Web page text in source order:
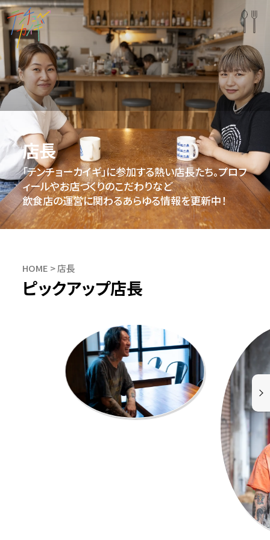
店長
「テンチョーカイギ」に参加する熱い店長たち。プロフ
ィールやお店づくりのこだわりなど
飲食店の運営に関わるあらゆる情報を更新中！
HOME 店長
ピックアップ店長